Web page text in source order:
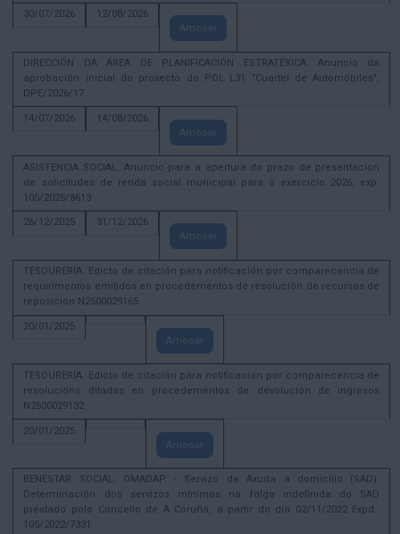
30/07/2026
12/08/2026
Amosar
DIRECCIÓN DA ÁREA DE PLANIFICACIÓN ESTRATÉXICA. Anuncio da
aprobación inicial do proxecto do POL L31 "Cuartel de Automóbiles",
DPE/2026/17
14/07/2026
14/08/2026
Amosar
ASISTENCIA SOCIAL. Anuncio para a apertura do prazo de presentación
de solicitudes de renda social municipal para o exercicio 2026, exp.
105/2025/8613
26/12/2025
31/12/2026
Amosar
TESOURERÍA. Edicto de citación para notificación por comparecencia de
requirimentos emitidos en procedementos de resolución de recursos de
reposición N2500029165
20/01/2025
Amosar
TESOURERÍA. Edicto de citación para notificación por comparecencia de
resolucións ditadas en procedementos de devolución de ingresos
N2500029132
20/01/2025
Amosar
BENESTAR SOCIAL. OMADAP - Servizo de Axuda a domicilio (SAD):
Determinación dos servizos mínimos na folga indefinida do SAD
prestado polo Concello de A Coruña, a partir do día 02/11/2022 Expd.:
105/2022/7331